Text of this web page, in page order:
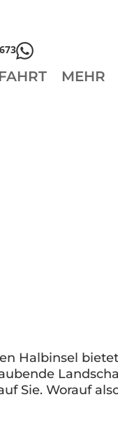
MEHR
Halbinsel
Sie. Worauf